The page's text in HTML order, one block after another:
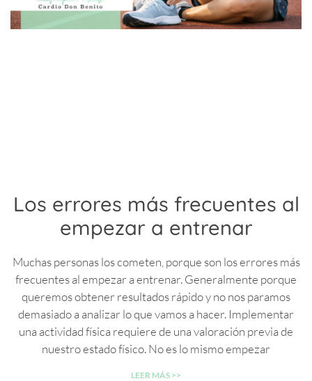
Los errores más frecuentes al
empezar a entrenar
Muchas personas los cometen, porque son los errores más
frecuentes al empezar a entrenar. Generalmente porque
queremos obtener resultados rápido y no nos paramos
demasiado a analizar lo que vamos a hacer. Implementar
una actividad física requiere de una valoración previa de
nuestro estado físico. No es lo mismo empezar
LEER MÁS >>